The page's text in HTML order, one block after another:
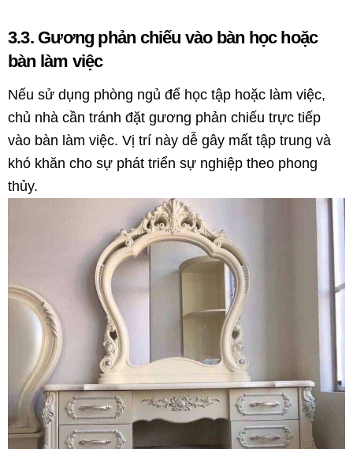
3.3. Gương phản chiếu vào bàn học hoặc
bàn làm việc
Nếu sử dụng phòng ngủ để học tập hoặc làm việc,
chủ nhà cần tránh đặt gương phản chiếu trực tiếp
vào bàn làm việc. Vị trí này dễ gây mất tập trung và
khó khăn cho sự phát triển sự nghiệp theo phong
thủy.